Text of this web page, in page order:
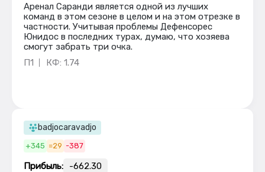
Аренал Саранди является одной из лучших
команд в этом сезоне в целом и на этом отрезке в
частности. Учитывая проблемы Дефенсорес
Юнидос в последних турах, думаю, что хозяева
смогут забрать три очка.
П1
КФ: 1.74
badjocaravadjo
+345 =29 -387
Прибыль: -662.30